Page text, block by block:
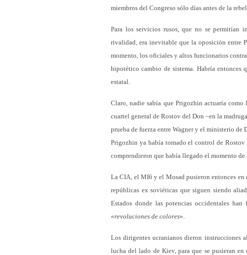
miembros del Congreso sólo días antes de la
Para los servicios rusos, que no se permitían
rivalidad, era inevitable que la oposición entre
momento, los oficiales y altos funcionarios
hipotético cambio de sistema. Habría entonces
estatal.
Claro, nadie sabía que Prigozhin actuaría
cuartel general de Rostov del Don –en la
prueba de fuerza entre Wagner y el ministerio de
Prigozhin ya había tomado el control de
comprendieron que había llegado el momento de
La CIA, el MI6 y el Mosad pusieron entonces en
repúblicas ex soviéticas que siguen siendo
Estados donde las potencias occidentales
«revoluciones de colores».
Los dirigentes ucranianos dieron instrucciones
lucha del lado de Kiev, para que se pusieran